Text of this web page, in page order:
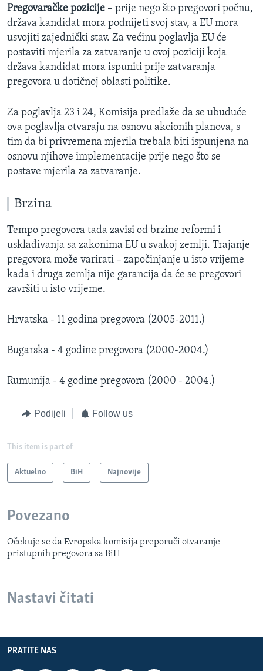
Pregovaračke pozicije – prije nego što pregovori počnu,
država kandidat mora podnijeti svoj stav, a EU mora
usvojiti zajednički stav. Za većinu poglavlja EU će
postaviti mjerila za zatvaranje u ovoj poziciji koja
država kandidat mora ispuniti prije zatvaranja
pregovora u dotičnoj oblasti politike.
Za poglavlja 23 i 24, Komisija predlaže da se ubuduće
ova poglavlja otvaraju na osnovu akcionih planova, s
tim da bi privremena mjerila trebala biti ispunjena na
osnovu njihove implementacije prije nego što se
postave mjerila za zatvaranje.
Brzina
Tempo pregovora tada zavisi od brzine reformi i
usklađivanja sa zakonima EU u svakoj zemlji. Trajanje
pregovora može varirati – započinjanje u isto vrijeme
kada i druga zemlja nije garancija da će se pregovori
završiti u isto vrijeme.
Hrvatska - 11 godina pregovora (2005-2011.)
Bugarska - 4 godine pregovora (2000-2004.)
Rumunija - 4 godine pregovora (2000 - 2004.)
Podijeli Follow us
This item is part of
Aktuelno BiH Najnovije
Povezano
Očekuje se da Evropska komisija preporuči otvaranje
pristupnih pregovora sa BiH
Nastavi čitati
PRATITE NAS